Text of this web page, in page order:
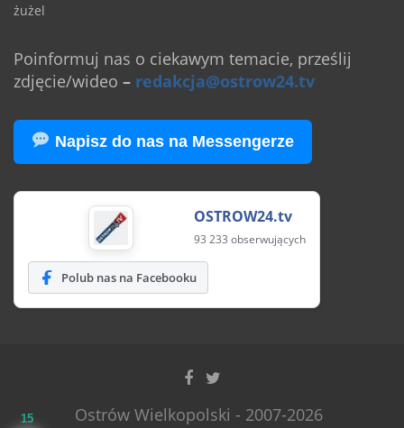
żużel
Poinformuj nas o ciekawym temacie, prześlij
zdjęcie/wideo – redakcja@ostrow24.tv
Napisz do nas na Messengerze
OSTROW24.tv
93 233 obserwujących
Polub nas na Facebooku
Ostrów Wielkopolski - 2007-2026
15